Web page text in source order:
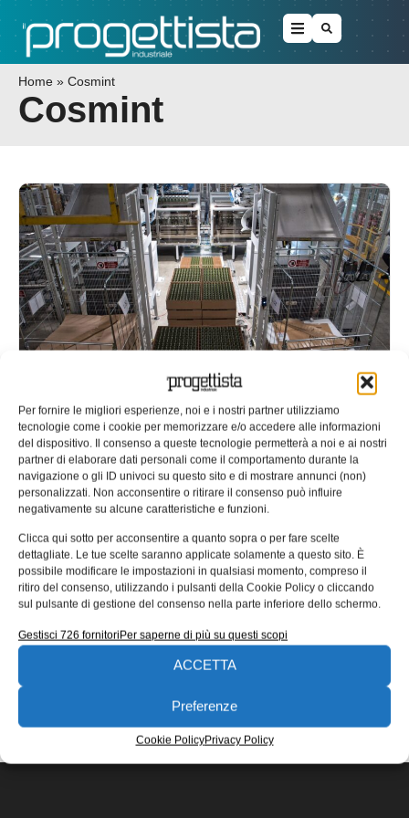
Per fornire le migliori esperienze, noi e i nostri partner utilizziamo
tecnologie come i cookie per memorizzare e/o accedere alle informazioni
del dispositivo. Il consenso a queste tecnologie permetterà a noi e ai nostri
partner di elaborare dati personali come il comportamento durante la
navigazione o gli ID univoci su questo sito e di mostrare annunci (non)
personalizzati. Non acconsentire o ritirare il consenso può influire
negativamente su alcune caratteristiche e funzioni.
Clicca qui sotto per acconsentire a quanto sopra o per fare scelte
dettagliate. Le tue scelte saranno applicate solamente a questo sito. È
possibile modificare le impostazioni in qualsiasi momento, compreso il
ritiro del consenso, utilizzando i pulsanti della Cookie Policy o cliccando
sul pulsante di gestione del consenso nella parte inferiore dello schermo.
Gestisci 726 fornitoriPer saperne di più su questi scopi
ACCETTA
Preferenze
Cookie PolicyPrivacy Policy
Home » Cosmint
Cosmint
Precisione robotica ad alta velocità
per bottiglie cosmetiche
Comau e Siscodata hanno lavorato in sinergia per
sviluppare per Cosmint una cella robotica progettata per
pulire e manipolare bottiglie cosmetiche.
Redazione 25/05/2022
EDICOLA WEB